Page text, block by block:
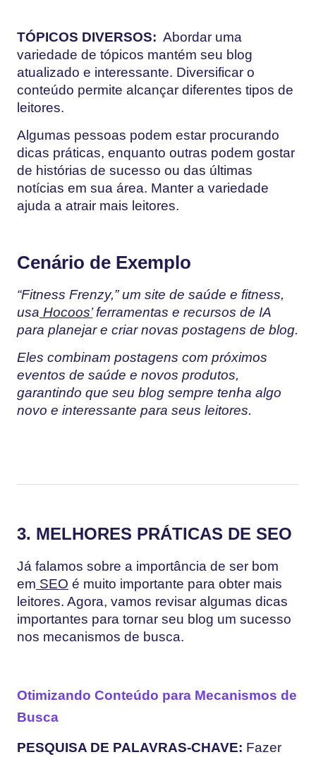
TÓPICOS DIVERSOS: Abordar uma
variedade de tópicos mantém seu blog
atualizado e interessante. Diversificar o
conteúdo permite alcançar diferentes tipos de
leitores.
Algumas pessoas podem estar procurando
dicas práticas, enquanto outras podem gostar
de histórias de sucesso ou das últimas
notícias em sua área. Manter a variedade
ajuda a atrair mais leitores.
Cenário de Exemplo
“Fitness Frenzy,” um site de saúde e fitness,
usa Hocoos’ferramentas e recursos de IA
para planejar e criar novas postagens de blog.
Eles combinam postagens com próximos
eventos de saúde e novos produtos,
garantindo que seu blog sempre tenha algo
novo e interessante para seus leitores.
3. MELHORES PRÁTICAS DE SEO
Já falamos sobre a importância de ser bom
em SEO é muito importante para obter mais
leitores. Agora, vamos revisar algumas dicas
importantes para tornar seu blog um sucesso
nos mecanismos de busca.
Otimizando Conteúdo para Mecanismos de
Busca
PESQUISA DE PALAVRAS-CHAVE: Fazer